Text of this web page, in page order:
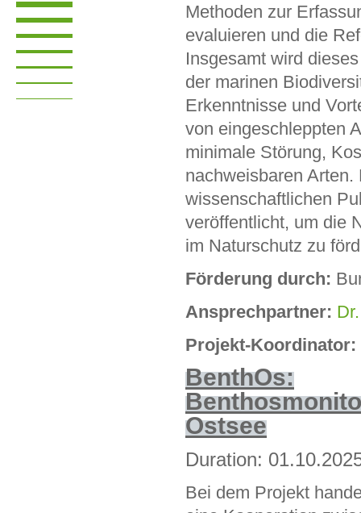
Methoden zur
evaluieren und die
Insgesamt wird
der marinen
Erkenntnisse und
von eingeschleppten
minimale Störung,
nachweisbaren
wissenschaftlichen
veröffentlicht, um die
im Naturschutz zu
Förderung durch:
Ansprechpartner:
Projekt-Koordinator:
BenthOs:
Ostsee
Duration:
Bei dem Projekt